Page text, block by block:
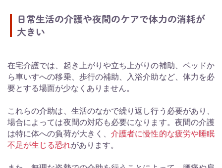
日常生活の介護や夜間のケアで体力の消耗が
大きい
在宅介護では、起き上がりや立ち上がりの補助、ベッドか
ら車いすへの移乗、歩行の補助、入浴介助など、体力を必
要とする場面が少なくありません。
これらの介助は、生活のなかで繰り返し行う必要があり、
場合によっては夜間の対応も必要になります。夜間の介護
は特に体への負荷が大きく、介護者に慢性的な疲労や睡眠
不足が生じる恐れがあります。